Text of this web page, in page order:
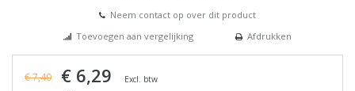
Neem contact op over dit product
Toevoegen aan vergelijking
Afdrukken
€ 7,40 € 6,29 Excl. btw